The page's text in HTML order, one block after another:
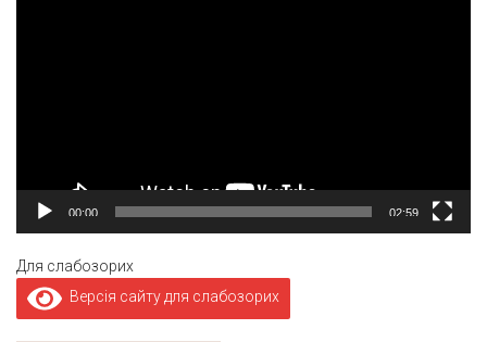
00:00 02:59
Для слабозорих
Версія сайту для слабозорих